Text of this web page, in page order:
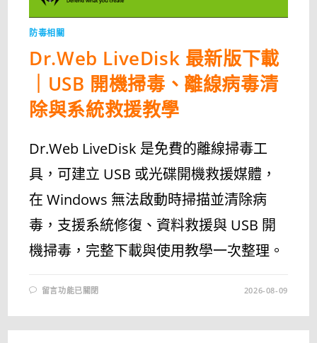
防毒相關
Dr.Web LiveDisk 最新版下載
｜USB 開機掃毒、離線病毒清
除與系統救援教學
Dr.Web LiveDisk 是免費的離線掃毒工
具，可建立 USB 或光碟開機救援媒體，
在 Windows 無法啟動時掃描並清除病
毒，支援系統修復、資料救援與 USB 開
機掃毒，完整下載與使用教學一次整理。
在
〈DR.WEB
最
留言功能已關閉 2026-08-09